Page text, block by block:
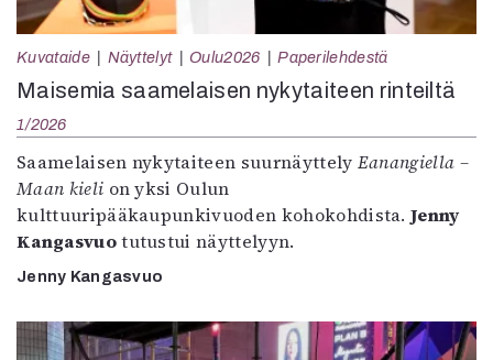
Kuvataide Näyttelyt Oulu2026 Paperilehdestä
Maisemia saamelaisen nykytaiteen rinteiltä
1/2026
Saamelaisen nykytaiteen suurnäyttely Eanangiella –
Maan kieli on yksi Oulun
kulttuuripääkaupunkivuoden kohokohdista.Jenny
Kangasvuotutustui näyttelyyn.
Jenny Kangasvuo